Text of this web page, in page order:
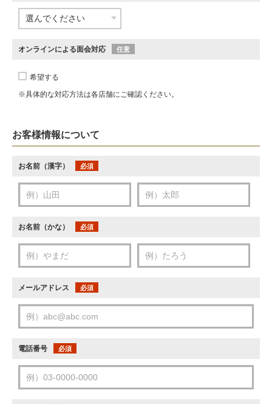
オンラインによる面会対応 任意
希望する
※具体的な対応方法は各店舗にご確認ください。
お客様情報について
お名前（漢字） 必須
お名前（かな） 必須
メールアドレス 必須
電話番号 必須